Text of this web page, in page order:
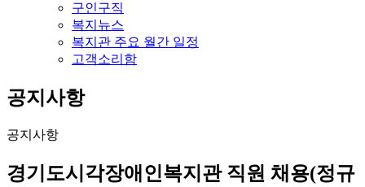
구인구직
복지뉴스
복지관 주요 월간 일정
고객소리함
공지사항
공지사항
경기도시각장애인복지관 직원 채용(정규